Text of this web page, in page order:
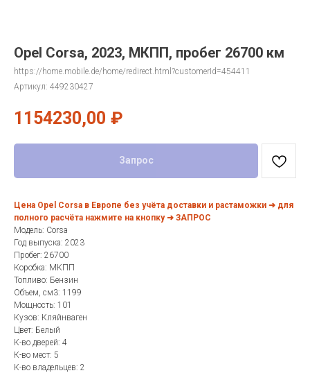
Opel Corsa, 2023, МКПП, пробег 26700 км
https://home.mobile.de/home/redirect.html?customerId=454411
Артикул: 449230427
1154230,00 ₽
Запрос
Цена Opel Corsa в Европе без учёта доставки и растаможки ➜ для
полного расчёта нажмите на кнопку ➜ ЗАПРОС
Модель: Corsa
Год выпуска: 2023
Пробег: 26700
Коробка: МКПП
Топливо: Бензин
Объем, см3: 1199
Мощность: 101
Кузов: Кляйнваген
Цвет: Белый
К-во дверей: 4
К-во мест: 5
К-во владельцев: 2